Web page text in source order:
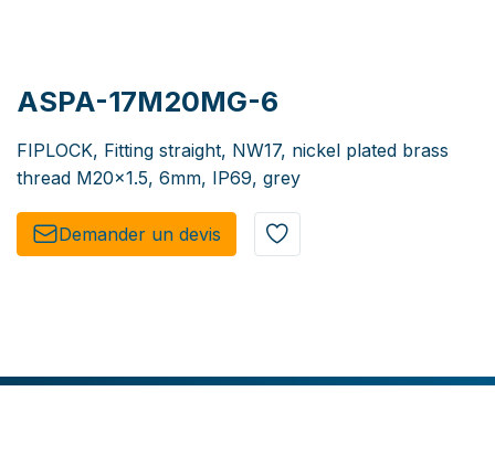
ASPA-17M20MG-6
FIPLOCK, Fitting straight, NW17, nickel plated brass
thread M20x1.5, 6mm, IP69, grey
Demander un de​​vis​​